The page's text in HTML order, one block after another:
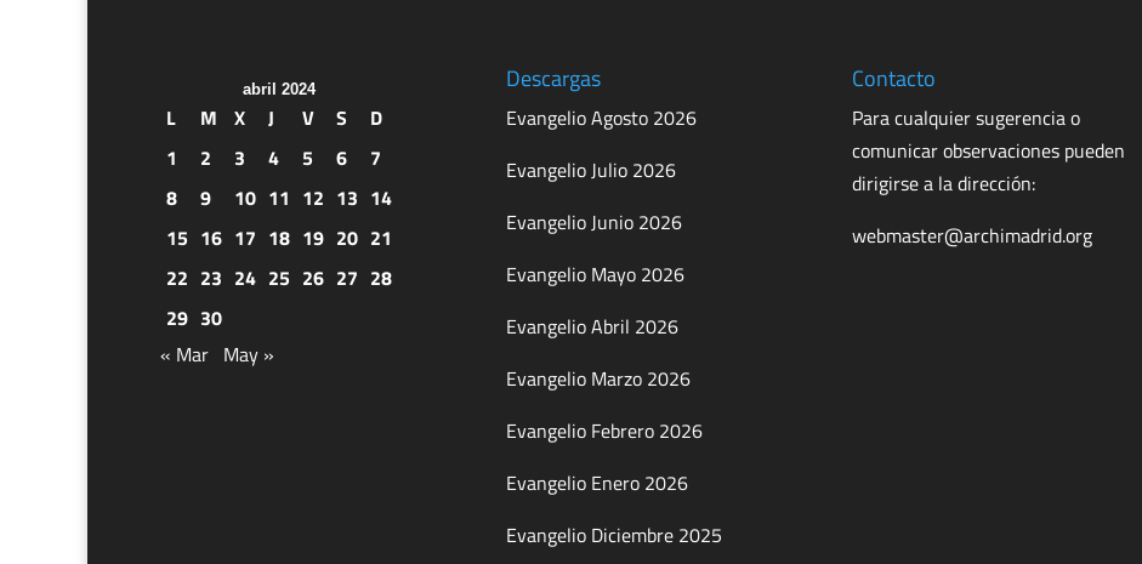
abril 2024
L M X J V S
D
1
2 3 4 5 6
7
8
9 10 11 12 13 14
15 16 17 18 19 20 21
22 23 24 25 26 27 28
29 30
« Mar May »
Descargas
Evangelio Agosto 2026
Evangelio Julio 2026
Evangelio Junio 2026
Evangelio Mayo 2026
Evangelio Abril 2026
Evangelio Marzo 2026
Evangelio Febrero 2026
Evangelio Enero 2026
Evangelio Diciembre 2025
Contacto
Para cualquier sugerencia o
comunicar observaciones pueden
dirigirse a la dirección:
webmaster@archimadrid.org